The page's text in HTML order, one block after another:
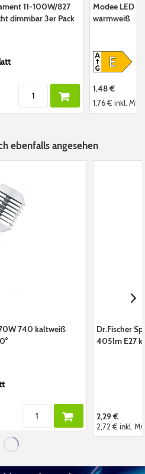
11-100W/827
dimmbar 3er Pack
Modee LED
warmweiß
1,48 €
1,76 €inkl.
ebenfalls angesehen
740 kaltweiß
Dr.Fischer
405lm E27
2,29 €
2,72 €inkl.